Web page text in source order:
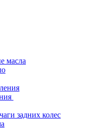
масла
задних колес